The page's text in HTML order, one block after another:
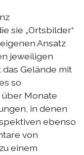
sie „Ortsbilder“
Ansatz
jeweiligen
Gelände mit
so
Monate
in denen
ebenso
von
einem